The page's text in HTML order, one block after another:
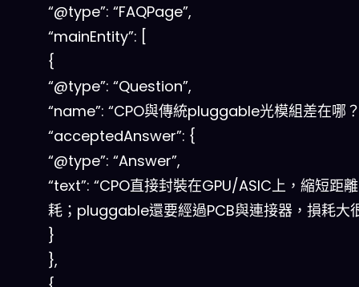
“@type”: “FAQPage”,
“mainEntity”: [
{
“@type”: “Question”,
“name”: “CPO與傳統pluggable光模組差在哪
“acceptedAnswer”: {
“@type”: “Answer”,
“text”: “CPO直接封裝在GPU/ASIC上，縮短距
耗；pluggable還要經過PCB與連接器，損耗大
}
},